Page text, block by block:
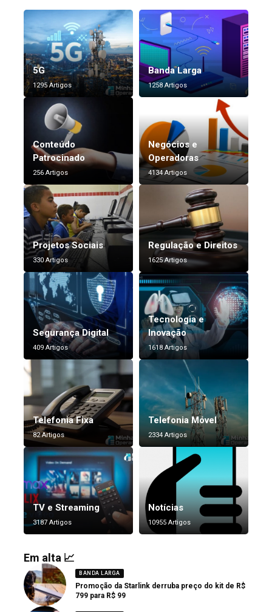
5G
1295 Artigos
Banda Larga
1258 Artigos
Conteúdo
Patrocinado
256 Artigos
Negócios e
Operadoras
4134 Artigos
Projetos Sociais
330 Artigos
Regulação e Direitos
1625 Artigos
Segurança Digital
409 Artigos
Tecnologia e
Inovação
1618 Artigos
Telefonia Fixa
82 Artigos
Telefonia Móvel
2334 Artigos
TV e Streaming
3187 Artigos
Notícias
10955 Artigos
Em alta 📈
BANDA LARGA
Promoção da Starlink derruba preço do kit de R$
799 para R$ 99